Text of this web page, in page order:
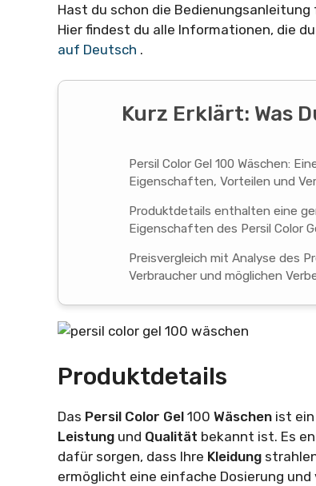
Hast du schon die
Hier findest du alle Informationen, die
auf Deutsch .
Kurz Erklärt: Was
Persil Color Gel 100 Wäschen:
Eigenschaften, Vorteilen und
Produktdetails enthalten eine
Eigenschaften des Persil Color
Preisvergleich mit Analyse des
Verbraucher und möglichen
Produktdetails
Das Persil Color Gel 100 Wäschen ist
Leistung und Qualität bekannt ist. Es
dafür sorgen, dass Ihre Kleidung
ermöglicht eine einfache Dosierung